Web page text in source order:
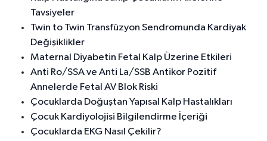
Tavsiyeler
Twin to Twin Transfüzyon Sendromunda Kardiyak
Değişiklikler
Maternal Diyabetin Fetal Kalp Üzerine Etkileri
Anti Ro/SSA ve Anti La/SSB Antikor Pozitif
Annelerde Fetal AV Blok Riski
Çocuklarda Doğuştan Yapısal Kalp Hastalıkları
Çocuk Kardiyolojisi Bilgilendirme İçeriği
Çocuklarda EKG Nasıl Çekilir?